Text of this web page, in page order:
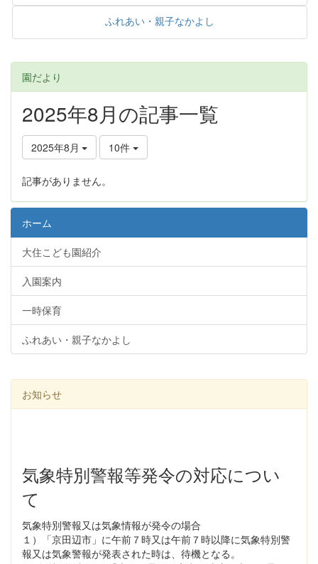
ふれあい・親子なかよし
園だより
2025年8月の記事一覧
2025年8月 10件
記事がありません。
ホーム
大住こども園紹介
入園案内
一時保育
ふれあい・親子なかよし
お知らせ
気象特別警報等発令の対応につい
て
気象特別警報又は気象情報が発令の場合
１）「京田辺市」に午前７時又は午前７時以降に気象特別警
報又は気象警報が発表された時は、待機となる。